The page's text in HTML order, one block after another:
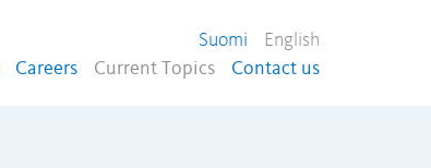
Suomi
English
Careers Current Topics Contact us